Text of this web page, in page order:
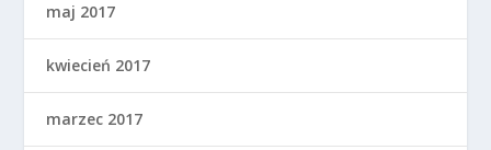
maj 2017
kwiecień 2017
marzec 2017